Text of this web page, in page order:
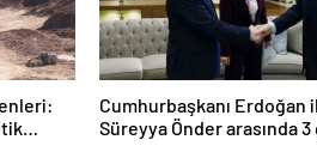
Cumhurbaşkanı Erdoğan
Süreyya Önder arasında